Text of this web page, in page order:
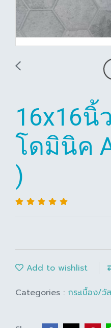
16x16นิ้
โดมินิค
)
Add to wishlist
Categories : กระเบื้อง/